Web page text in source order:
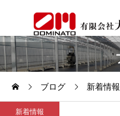
ブログ 新着情報
新着情報